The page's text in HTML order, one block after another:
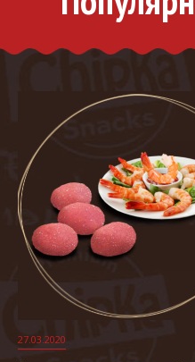
27.03.2020